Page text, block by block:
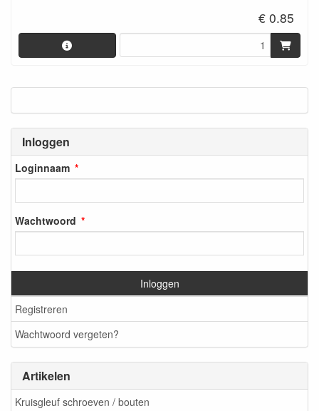
Inloggen
Loginnaam
Wachtwoord
Inloggen
Registreren
Wachtwoord vergeten?
Artikelen
Kruisgleuf schroeven / bouten
€ 0.85